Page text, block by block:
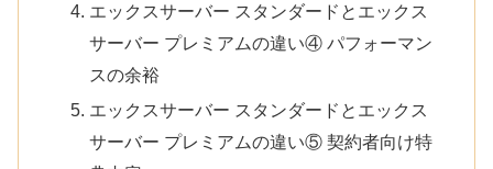
エックスサーバー スタンダードとエックス
サーバー プレミアムの違い④ パフォーマン
スの余裕
エックスサーバー スタンダードとエックス
サーバー プレミアムの違い⑤ 契約者向け特